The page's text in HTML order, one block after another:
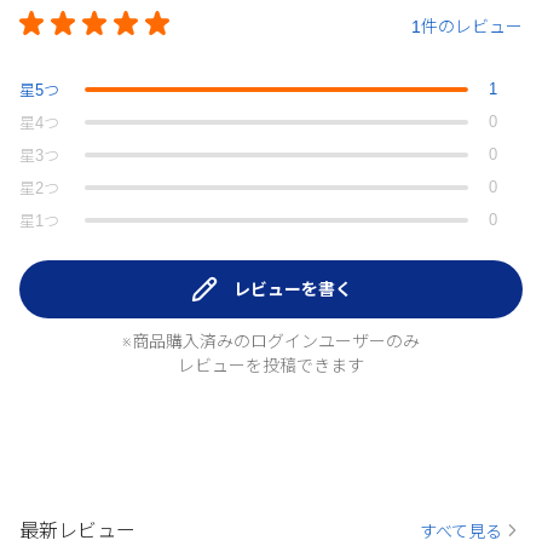
1件のレビュー
星5つ
1
星4つ
0
星 3つ
0
星 2つ
0
星 1つ 0
レビューを書く
※商品購入済みのログインユーザーのみ
レビューを投稿できます
最新レビュー すべて見る